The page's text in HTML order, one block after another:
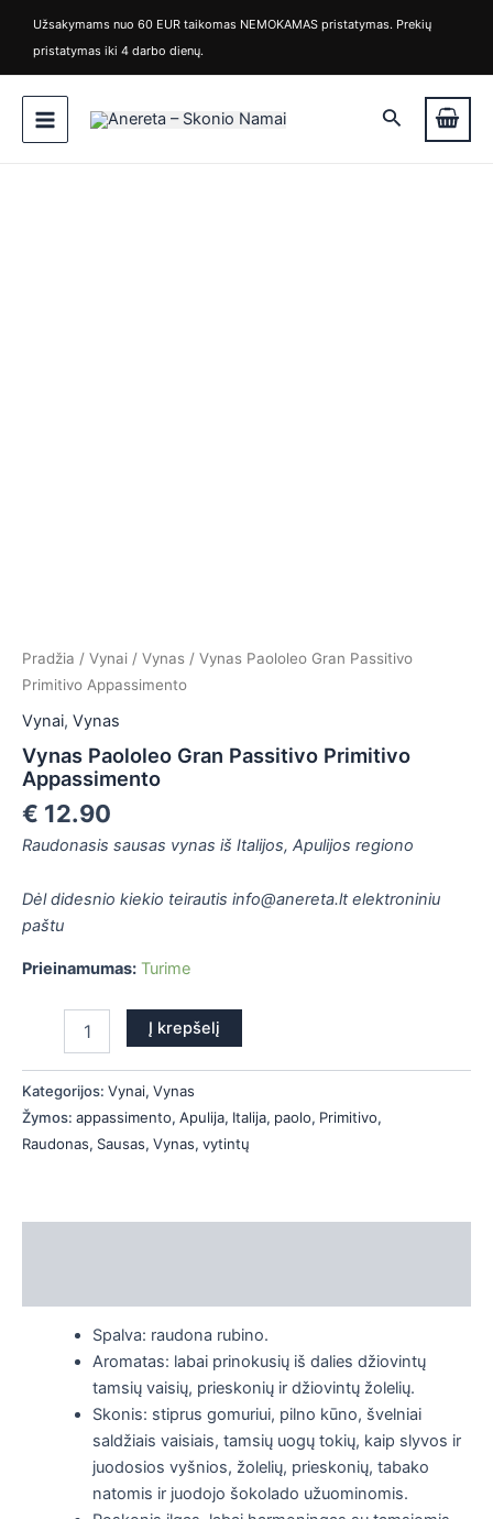
turinio
Užsakymams nuo 60 EUR taikomas NEMOKAMAS pristatymas. Prekių
pristatymas iki 4 darbo dienų.
Main
Menu
Paieška
Pradžia / Vynai / Vynas / Vynas Paololeo Gran Passitivo
Primitivo Appassimento
Vynai, Vynas
Vynas Paololeo Gran Passitivo Primitivo
Appassimento
€ 12.90
Raudonasis sausas vynas iš Italijos, Apulijos regiono
Dėl didesnio kiekio teirautis info@anereta.lt elektroniniu
paštu
Prieinamumas: Turime
Į krepšelį
Kategorijos: Vynai, Vynas
Žymos: appassimento, Apulija, Italija, paolo, Primitivo,
Raudonas, Sausas, Vynas, vytintų
Spalva: raudona rubino.
Aromatas: labai prinokusių iš dalies džiovintų
tamsių vaisių, prieskonių ir džiovintų žolelių.
Skonis: stiprus gomuriui, pilno kūno, švelniai
saldžiais vaisiais, tamsių uogų tokių, kaip slyvos ir
juodosios vyšnios, žolelių, prieskonių, tabako
natomis ir juodojo šokolado užuominomis.